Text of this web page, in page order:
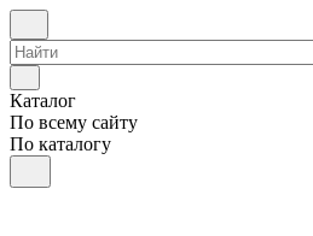
Каталог
По всему сайту
По каталогу